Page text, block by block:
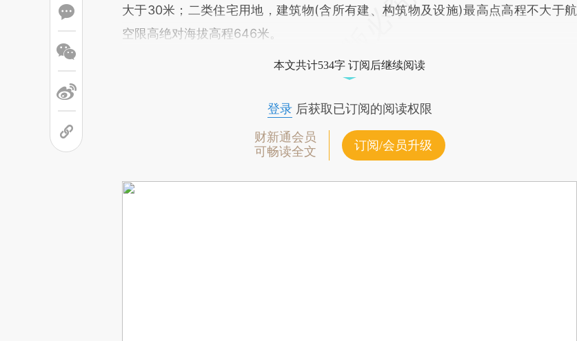
大于30米；二类住宅用地，建筑物(含所有建、构筑物及设施)最高点高程不大于航
空限高绝对海拔高程646米。
本文共计534字 订阅后继续阅读
登录后获取已订阅的阅读权限
财新通会员
可畅读全文
订阅/会员升级